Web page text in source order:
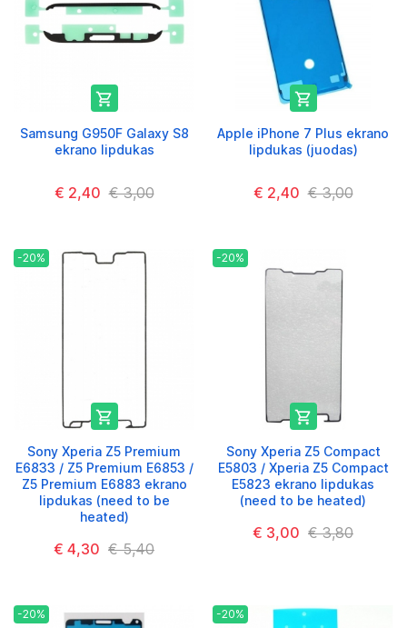

Samsung G950F Galaxy S8
ekrano lipdukas
€ 2,40 € 3,00

Apple iPhone 7 Plus ekrano
lipdukas (juodas)
€ 2,40 € 3,00
-20%

Sony Xperia Z5 Premium
E6833 / Z5 Premium E6853 /
Z5 Premium E6883 ekrano
lipdukas (need to be
heated)
€ 4,30 € 5,40
-20%

Sony Xperia Z5 Compact
E5803 / Xperia Z5 Compact
E5823 ekrano lipdukas
(need to be heated)
€ 3,00 € 3,80
-20% -20%